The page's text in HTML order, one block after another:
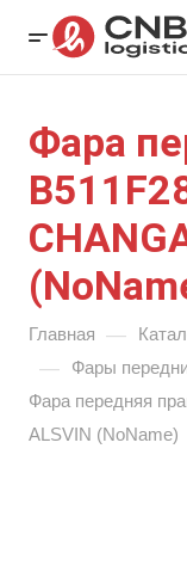
Фара
Главная —
— Фары
Фара передняя
ALSVIN (NoName)